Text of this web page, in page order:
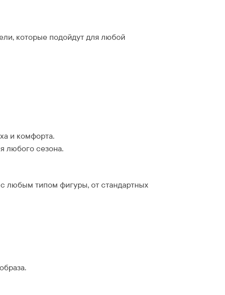
которые подойдут для любой
и комфорта.
любого сезона.
любым типом фигуры, от стандартных